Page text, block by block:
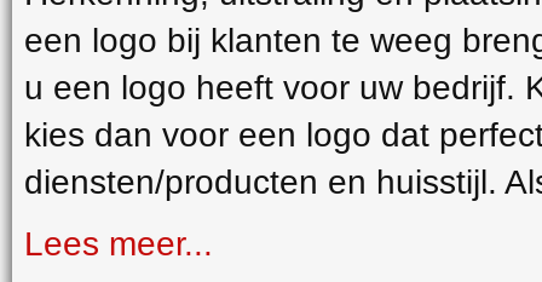
een logo bij klanten te weeg
u een logo heeft voor uw bedrijf.
kies dan voor een logo dat
diensten/producten en huisstijl.
Lees meer...